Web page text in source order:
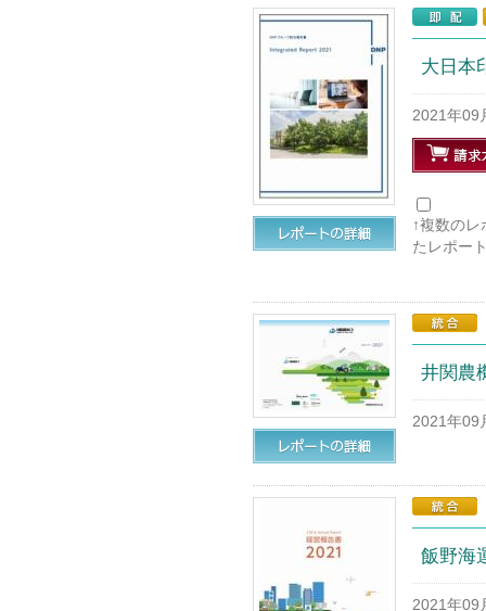
大日本
2021年09
↑複数の
たレポー
井関農
2021年09
飯野海
2021年09